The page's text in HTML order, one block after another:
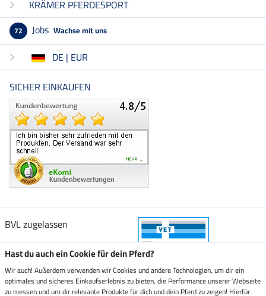
KRÄMER PFERDESPORT
72 Jobs Wachse mit uns
DE | EUR
SICHER EINKAUFEN
BVL zugelassen
Zustellung durch
Hast du auch ein Cookie für dein Pferd?
Wir auch! Außerdem verwenden wir Cookies und andere Technologien, um dir ein
optimales und sicheres Einkaufserlebnis zu bieten, die Performance unserer Webseite
zu messen und um dir relevante Produkte für dich und dein Pferd zu zeigen! Hierfür